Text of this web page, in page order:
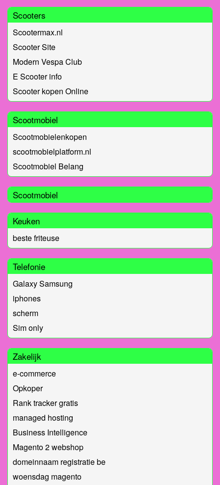
Scooters
Scootermax.nl
Scooter Site
Modern Vespa Club
E Scooter info
Scooter kopen Online
Scootmobiel
Scootmobielenkopen
scootmobielplatform.nl
Scootmobiel Belang
Scootmobiel
Keuken
beste friteuse
Telefonie
Galaxy Samsung
iphones
scherm
Sim only
Zakelijk
e-commerce
Opkoper
Rank tracker gratis
managed hosting
Business Intelligence
Magento 2 webshop
domeinnaam registratie be
woensdag magento